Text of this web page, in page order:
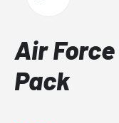
Air
Pack